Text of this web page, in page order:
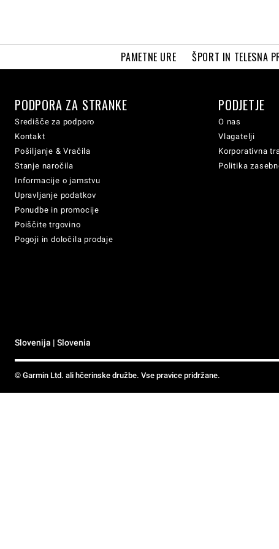
PAMETNE URE ŠPORT IN TELESNA
PODPORA ZA STRANKE
Središče za podporo
Kontakt
Pošiljanje & Vračila
Stanje naročila
Informacije o jamstvu
Upravljanje podatkov
Ponudbe in promocije
Poiščite trgovino
Pogoji in določila prodaje
PODJETJE
O nas
Vlagatelji
Korporativna
Politika
Slovenija | Slovenia
© Garmin Ltd. ali hčerinske družbe. Vse pravice pridržane.